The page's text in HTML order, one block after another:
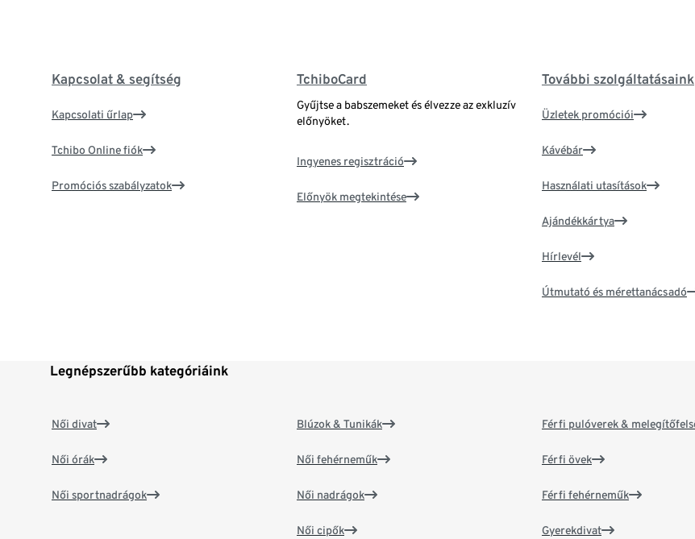
Kapcsolat & segítség
Kapcsolati űrlap
Tchibo Online fiók
Promóciós szabályzatok
TchiboCard
Gyűjtse a babszemeket és élvezze az exkluzív
előnyöket.
Ingyenes regisztráció
Előnyök megtekintése
További szolgáltatásaink
Üzletek promóciói
Kávébár
Használati utasítások
Ajándékkártya
Hírlevél
Útmutató és mérettanácsadó
Legnépszerűbb kategóriáink
Női divat
Női órák
Női sportnadrágok
Blúzok & Tunikák
Női fehérneműk
Női nadrágok
Női cipők
Férfi pulóverek &
Férfi övek
Férfi fehérneműk
Gyerekdivat